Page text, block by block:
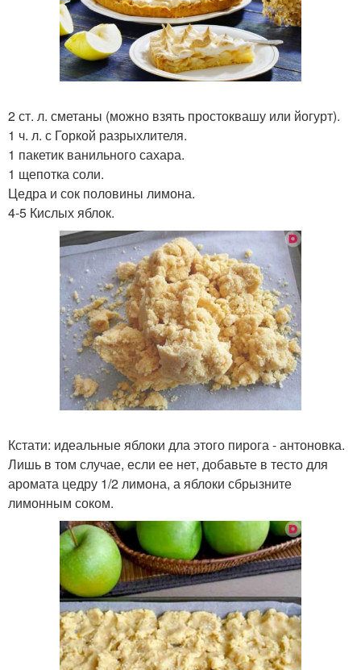
2 ст. л. сметаны (можно взять простоквашу или йогурт).
1 ч. л. с Горкой разрыхлителя.
1 пакетик ванильного сахара.
1 щепотка соли.
Цедра и сок половины лимона.
4-5 Кислых яблок.
Кстати: идеальные яблоки дла этого пирога - антоновка.
Лишь в том случае, если ее нет, добавьте в тесто для
аромата цедру 1/2 лимона, а яблоки сбрызните
лимонным соком.